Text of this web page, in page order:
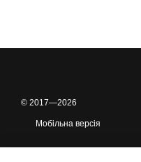
© 2017—2026
Мобільна версія